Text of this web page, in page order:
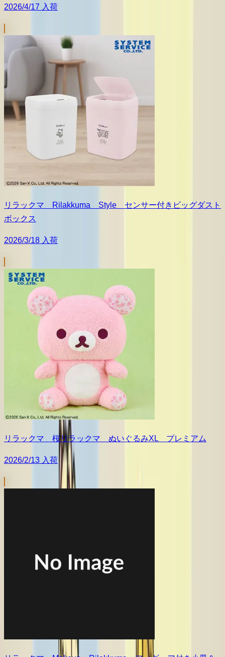
2026/4/17 入荷
リラックマ Rilakkuma Style センサー付きビッグダスト
ボックス
2026/3/18 入荷
リラックマ 桜リラックマ ぬいぐるみXL プレミアム
2026/2/13 入荷